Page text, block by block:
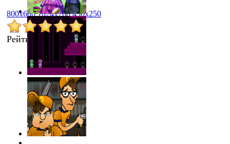
800x600 1024x768 450x250
Рейтинг